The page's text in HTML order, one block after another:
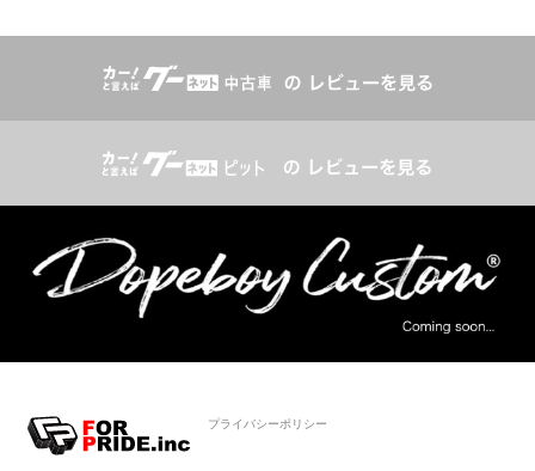
プライバシーポリシー